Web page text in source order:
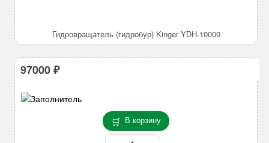
YDH-
Гидровращатель (гидробур) Kinger YDH-10000
В корзину
Количество
97000₽